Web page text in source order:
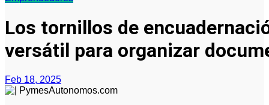
Los tornillos de
versátil para organizar
Feb 18, 2025